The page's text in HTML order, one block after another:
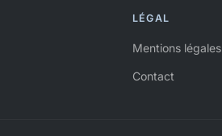
LÉGAL
Mentions légales
Contact